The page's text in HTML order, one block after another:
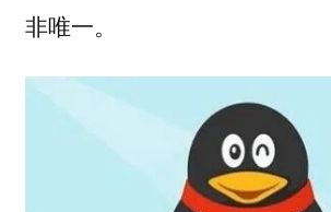
非唯一。